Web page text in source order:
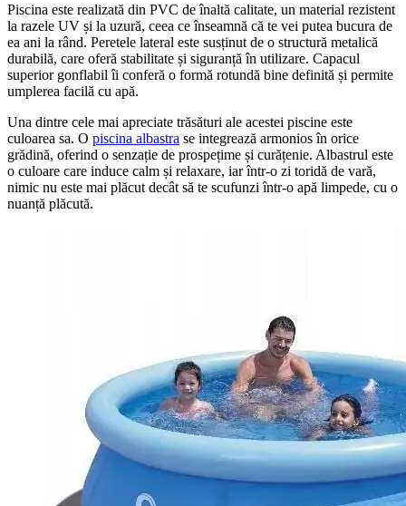
Piscina este realizată din PVC de înaltă calitate, un material rezistent
la razele UV și la uzură, ceea ce înseamnă că te vei putea bucura de
ea ani la rând. Peretele lateral este susținut de o structură metalică
durabilă, care oferă stabilitate și siguranță în utilizare. Capacul
superior gonflabil îi conferă o formă rotundă bine definită și permite
umplerea facilă cu apă.
Una dintre cele mai apreciate trăsături ale acestei piscine este
culoarea sa. O piscina albastra se integrează armonios în orice
grădină, oferind o senzație de prospețime și curățenie. Albastrul este
o culoare care induce calm și relaxare, iar într-o zi toridă de vară,
nimic nu este mai plăcut decât să te scufunzi într-o apă limpede, cu o
nuanță plăcută.